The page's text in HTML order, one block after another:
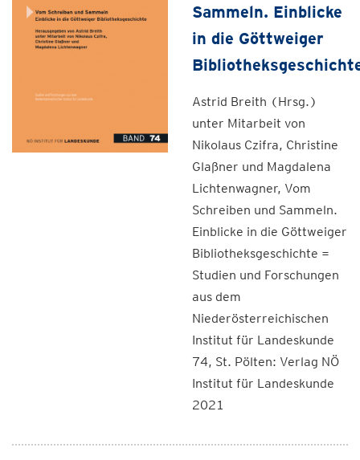
Sammeln. Einblicke
in die Göttweiger
Astrid Breith (Hrsg.)
unter Mitarbeit von
Nikolaus Czifra, Christine
Glaßner und Magdalena
Lichtenwagner, Vom
Schreiben und Sammeln.
Einblicke in die Göttweiger
Bibliotheksgeschichte =
Studien und Forschungen
aus dem
Niederösterreichischen
Institut für Landeskunde
74, St. Pölten: Verlag NÖ
Institut für Landeskunde
2021